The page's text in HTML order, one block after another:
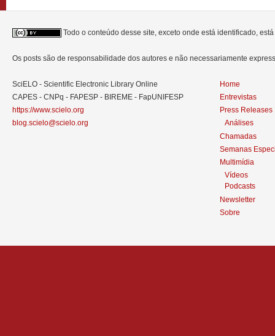
Todo o conteúdo desse site, exceto onde está identificado,
Os posts são de responsabilidade dos autores e não necessariamente
SciELO - Scientific Electronic Library Online
CAPES - CNPq - FAPESP - BIREME - FapUNIFESP
https://www.scielo.org
blog.scielo@scielo.org
Home
Entrevistas
Press Releases
Análises
Chamadas
Semanas
Multimídia
Vídeos
Podcasts
Newsletter
Sobre